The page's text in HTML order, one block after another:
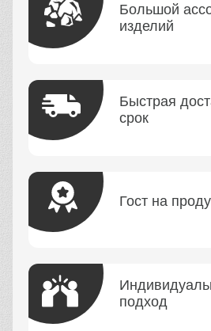
Большой
изделий
Быстрая
срок
Гост на
подход